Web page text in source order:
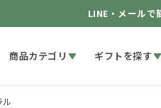
LINE・メールで
商品カテゴリ ギフトを探す
ル